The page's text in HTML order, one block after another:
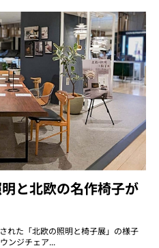
と北欧の名作椅子が
れた「北欧の照明と椅子展」の様子
ンジチェア...